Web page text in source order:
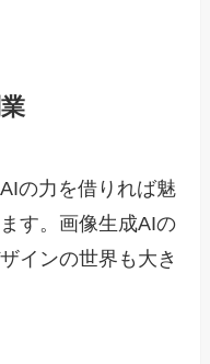
の力を借りれば魅
す。画像生成AIの
インの世界も大き